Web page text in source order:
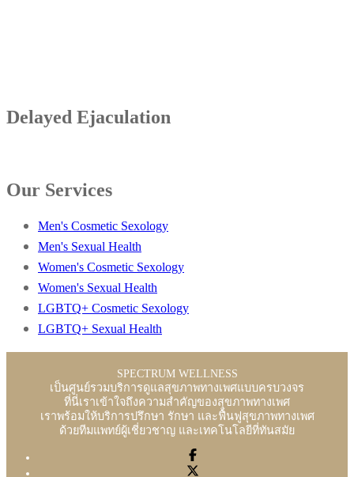
Delayed Ejaculation
Our Services
Men's Cosmetic Sexology
Men's Sexual Health
Women's Cosmetic Sexology
Women's Sexual Health
LGBTQ+ Cosmetic Sexology
LGBTQ+ Sexual Health
SPECTRUM WELLNESS
เป็นศูนย์รวมบริการดูแลสุขภาพทางเพศแบบครบวงจร
ที่นี่เราเข้าใจถึงความสำคัญของสุขภาพทางเพศ
เราพร้อมให้บริการปรึกษา รักษา และฟื้นฟูสุขภาพทางเพศ
ด้วยทีมแพทย์ผู้เชี่ยวชาญ และเทคโนโลยีที่ทันสมัย